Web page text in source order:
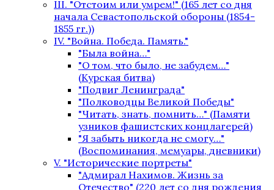
III. "Отстоим или умрем!" (165 лет со дня
начала Севастопольской обороны (1854-
1855 гг.))
IV. "Война. Победа. Память."
"Была война…"
"О том, что было, не забудем…"
(Курская битва)
"Подвиг Ленинграда"
"Полководцы Великой Победы"
"Читать, знать, помнить…" (Памяти
узников фашистских концлагерей)
"Я забыть никогда не смогу…"
(Воспоминания, мемуары, дневники)
V. "Исторические портреты"
"Адмирал Нахимов. Жизнь за
Отечество" (220 лет со дня рождения